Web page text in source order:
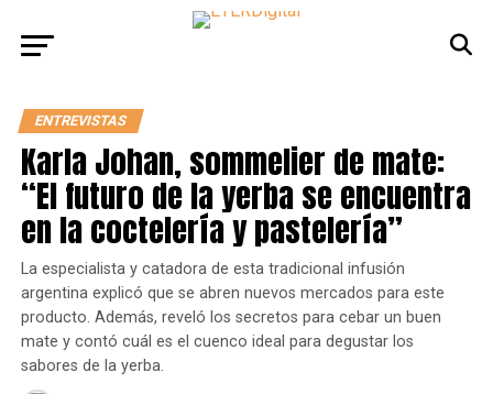
ENTREVISTAS
Karla Johan, sommelier de mate:
“El futuro de la yerba se encuentra
en la coctelería y pastelería”
La especialista y catadora de esta tradicional infusión
argentina explicó que se abren nuevos mercados para este
producto. Además, reveló los secretos para cebar un buen
mate y contó cuál es el cuenco ideal para degustar los
sabores de la yerba.